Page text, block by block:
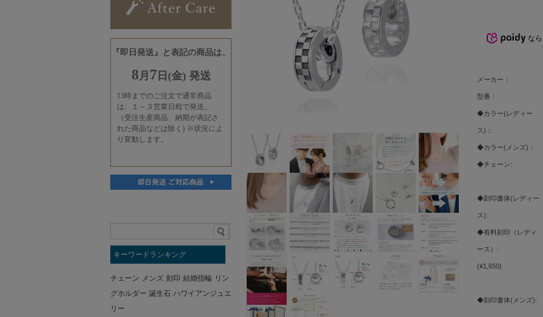
なら
メーカー：
型番：
◆カラー(レディー
ス)：
◆カラー(メンズ)：
◆チェーン:
◆刻印書体(レディー
ス):
◆有料刻印（レディ
ース）:
(¥1,650)
◆刻印書体(メンズ):
キーワードランキング
チェーン メンズ 刻印 結婚指輪 リン
グホルダー 誕生石 ハワイアンジュエ
リー